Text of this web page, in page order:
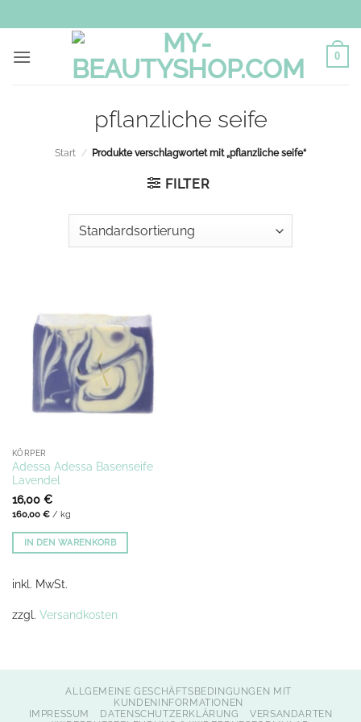
Inhalt
springen
0
pflanzliche seife
Start / Produkte verschlagwortet mit „pflanzliche seife“
FILTER
KÖRPER
Adessa Adessa Basenseife
Lavendel
16,00 €
160,00 €/ kg
IN DEN WARENKORB
inkl. MwSt.
zzgl. Versandkosten
ALLGEMEINE GESCHÄFTSBEDINGUNGEN MIT
KUNDENINFORMATIONEN
IMPRESSUM
DATENSCHUTZERKLÄRUNG
VERSANDARTEN